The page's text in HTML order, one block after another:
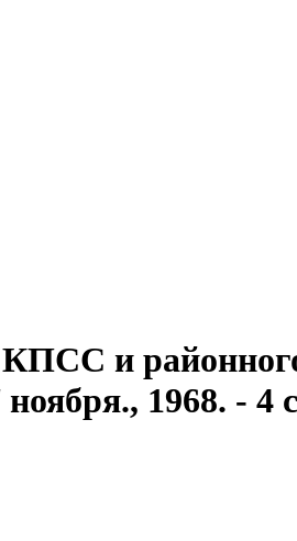
и
1968. - 4